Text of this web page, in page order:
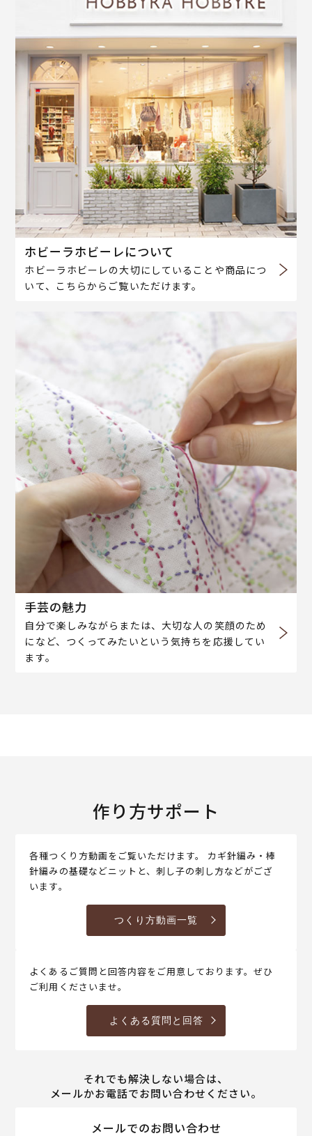
ホビーラホビーレについて
ホビーラホビーレの大切にしていることや商品につ
いて、こちらからご覧いただけます。
手芸の魅力
自分で楽しみながらまたは、大切な人の笑顔のため
になど、つくってみたいという気持ちを応援してい
ます。
作り方サポート
各種つくり方動画をご覧いただけます。 カギ針編み・棒
針編みの基礎などニットと、刺し子の刺し方などがござ
います。
つくり方動画一覧
よくあるご質問と回答内容をご用意しております。ぜひ
ご利用くださいませ。
よくある質問と回答
それでも解決しない場合は、
メールかお電話でお問い合わせください。
メールでのお問い合わせ